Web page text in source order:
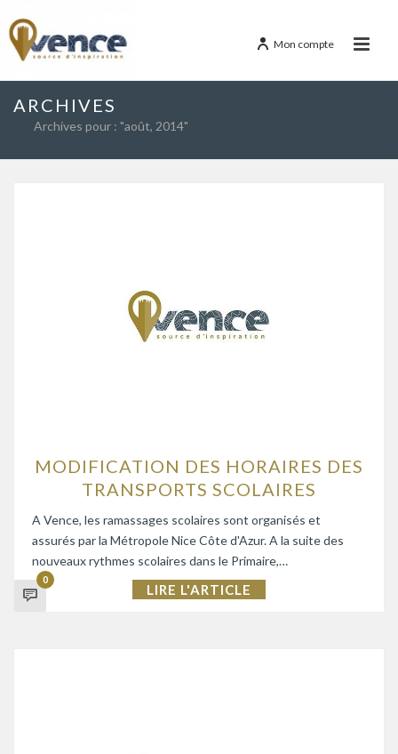
Mon compte
ARCHIVES
Archives pour : "août, 2014"
MODIFICATION DES HORAIRES DES
TRANSPORTS SCOLAIRES
A Vence, les ramassages scolaires sont organisés et
assurés par la Métropole Nice Côte d'Azur. A la suite des
nouveaux rythmes scolaires dans le Primaire,…
0
LIRE L'ARTICLE